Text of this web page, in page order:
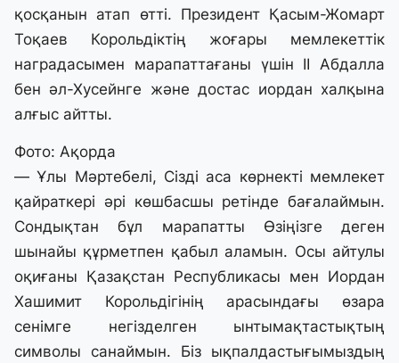
қосқанын атап өтті. Президент Қасым-Жомарт
Тоқаев Корольдіктің жоғары мемлекеттік
наградасымен марапаттағаны үшін ІІ Абдалла
бен әл-Хусейнге және достас иордан халқына
алғыс айтты.
Фото: Ақорда
— Ұлы Мәртебелі, Сізді аса көрнекті мемлекет
қайраткері әрі көшбасшы ретінде бағалаймын.
Сондықтан бұл марапатты Өзіңізге деген
шынайы құрметпен қабыл аламын. Осы айтулы
оқиғаны Қазақстан Республикасы мен Иордан
Хашимит Корольдігінің арасындағы өзара
сенімге негізделген ынтымақтастықтың
символы санаймын. Біз ықпалдастығымыздың